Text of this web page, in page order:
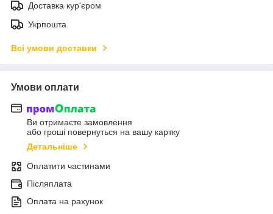
Доставка кур'єром
Укрпошта
Всі умови доставки
Умови оплати
Ви отримаєте замовлення
або гроші повернуться на вашу картку
Детальніше
Оплатити частинами
Післяплата
Оплата на рахунок